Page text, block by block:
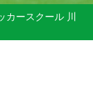
カースクール 川